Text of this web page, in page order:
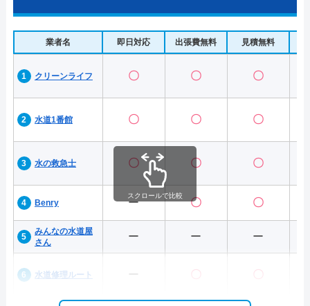
業者名 即日対応 出張費無料 見積無料
クリーンライフ 〇 〇 〇
水道1番館 〇 〇 〇
水の救急士 〇 〇 〇
Benry ー 〇 〇
みんなの水道屋
さん
ー ー ー
水道修理ルート ー 〇 〇
スクロールで比較